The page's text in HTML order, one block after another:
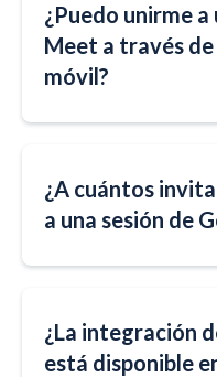
¿Puedo unirme
Meet a través
móvil?
¿A cuántos
a una sesión de
¿La integración
está disponible